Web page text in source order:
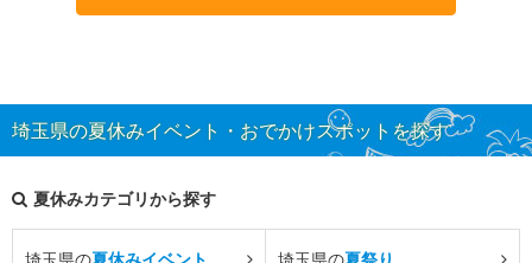
埼玉県の夏休みイベント・おでかけスポットを探す
夏休みカテゴリから探す